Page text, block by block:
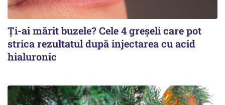
Ți-ai mărit buzele? Cele 4 greșeli care pot
strica rezultatul după injectarea cu acid
hialuronic